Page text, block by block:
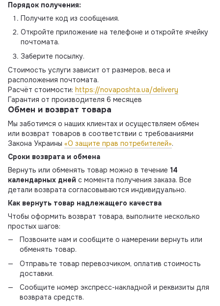
Порядок получения:
Получите код из сообщения.
Откройте приложение на телефоне и откройте ячейку
почтомата.
Заберите посылку.
Стоимость услуги зависит от размеров, веса и
расположения почтомата.
Расчёт стоимости: https://novaposhta.ua/delivery
Гарантия от производителя 6 месяцев
Обмен и возврат товара
Мы заботимся о наших клиентах и осуществляем обмен
или возврат товаров в соответствии с требованиями
Закона Украины «О защите прав потребителей».
Сроки возврата и обмена
Вернуть или обменять товар можно в течение 14
календарных дней с момента получения заказа. Все
детали возврата согласовываются индивидуально.
Как вернуть товар надлежащего качества
Чтобы оформить возврат товара, выполните несколько
простых шагов:
Позвоните нам и сообщите о намерении вернуть или
обменять товар.
Отправьте товар перевозчиком, оплатив стоимость
доставки.
Сообщите номер экспресс-накладной и реквизиты для
возврата средств.